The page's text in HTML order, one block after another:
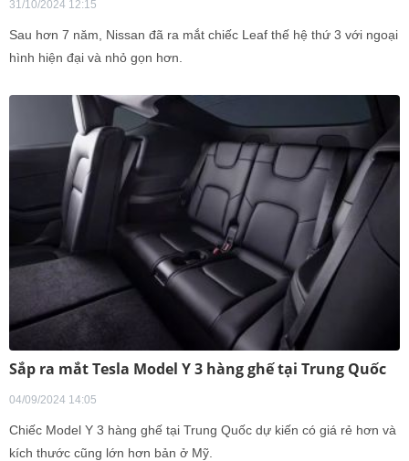
31/10/2024 12:15
Sau hơn 7 năm, Nissan đã ra mắt chiếc Leaf thế hệ thứ 3 với ngoại
hình hiện đại và nhỏ gọn hơn.
Sắp ra mắt Tesla Model Y 3 hàng ghế tại Trung Quốc
04/09/2024 14:05
Chiếc Model Y 3 hàng ghế tại Trung Quốc dự kiến có giá rẻ hơn và
kích thước cũng lớn hơn bản ở Mỹ.